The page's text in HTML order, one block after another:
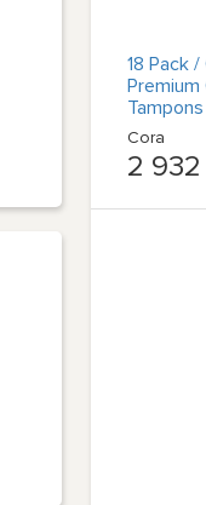
18 Pack
Cora
2